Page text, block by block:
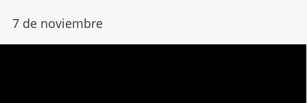
7 de noviembre